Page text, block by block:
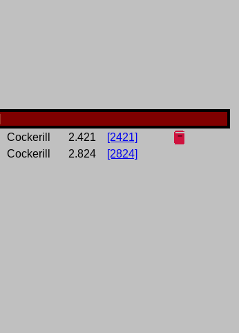
Cockerill 2.421
[2421]
Cockerill 2.824 [2824]